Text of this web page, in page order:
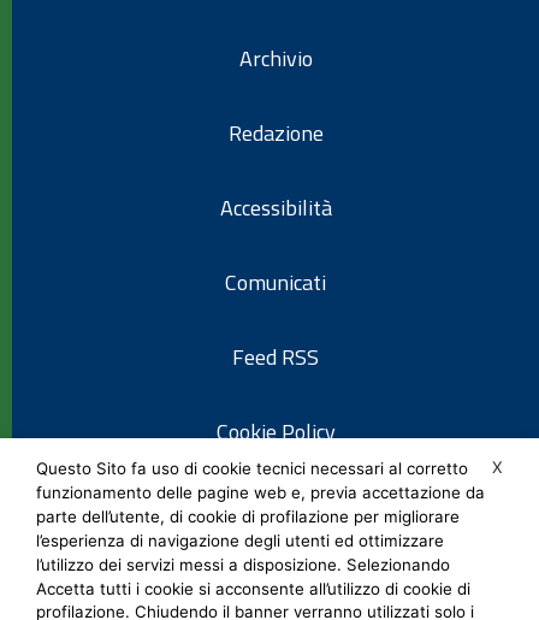
Archivio
Redazione
Accessibilità
Comunicati
Feed RSS
Cookie Policy
Informativa privacy
Note legali
X
Questo Sito fa uso di cookie tecnici necessari al corretto
funzionamento delle pagine web e, previa accettazione da
parte dell’utente, di cookie di profilazione per migliorare
l’esperienza di navigazione degli utenti ed ottimizzare
l’utilizzo dei servizi messi a disposizione. Selezionando
Accetta tutti i cookie si acconsente all’utilizzo di cookie di
profilazione. Chiudendo il banner verranno utilizzati solo i